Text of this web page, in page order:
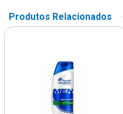
Produtos Relacionados